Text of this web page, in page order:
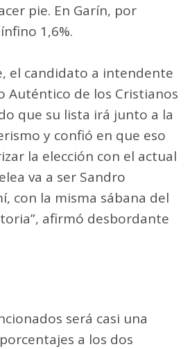
pie. En Garín, por
1,6%.
el candidato a intendente
Auténtico de los Cristianos
que su lista irá junto a la
y confió en que eso
la elección con el actual
va a ser Sandro
con la misma sábana del
afirmó desbordante
será casi una
a los dos